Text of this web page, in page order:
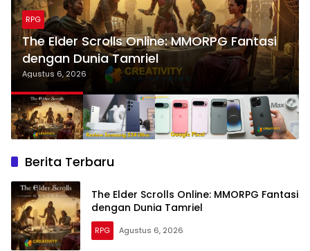
RPG
The Elder Scrolls Online: MMORPG Fantasi
dengan Dunia Tamriel
Agustus 6, 2026
Berita Terbaru
The Elder Scrolls Online: MMORPG Fantasi
dengan Dunia Tamriel
RPG Agustus 6, 2026